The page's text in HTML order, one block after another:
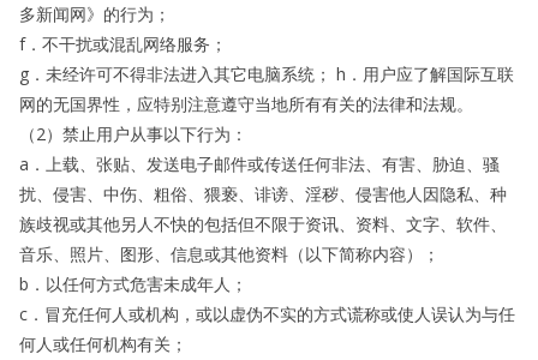
多新闻网》的行为；
f．不干扰或混乱网络服务；
g．未经许可不得非法进入其它电脑系统； h．用户应了解国际互联
网的无国界性，应特别注意遵守当地所有有关的法律和法规。
（2）禁止用户从事以下行为：
a．上载、张贴、发送电子邮件或传送任何非法、有害、胁迫、骚
扰、侵害、中伤、粗俗、猥亵、诽谤、淫秽、侵害他人因隐私、种
族歧视或其他另人不快的包括但不限于资讯、资料、文字、软件、
音乐、照片、图形、信息或其他资料（以下简称内容）；
b．以任何方式危害未成年人；
c．冒充任何人或机构，或以虚伪不实的方式谎称或使人误认为与任
何人或任何机构有关；